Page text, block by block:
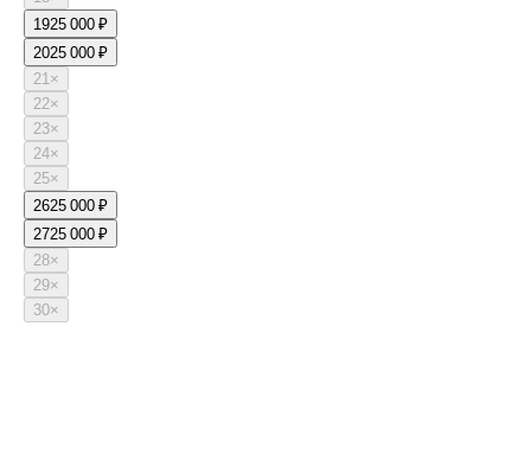
1925 000 ₽
2025 000 ₽
21×
22×
23×
24×
25×
2625 000 ₽
2725 000 ₽
28×
29×
30×